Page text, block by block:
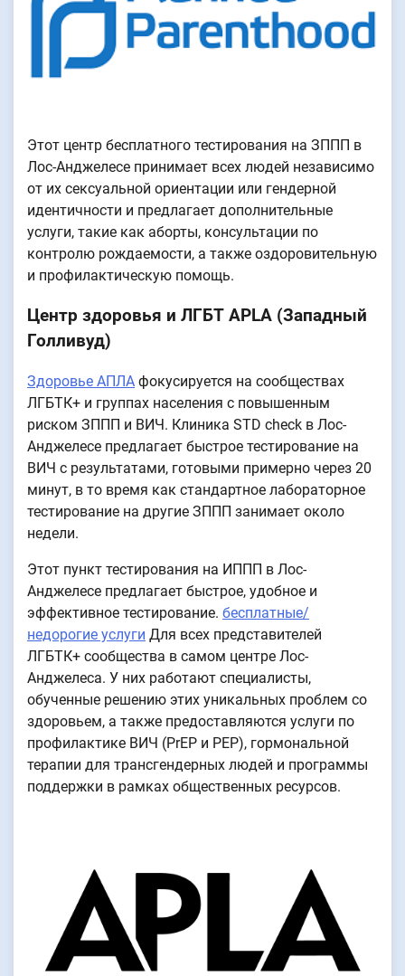
Этот центр бесплатного тестирования на ЗППП в
Лос-Анджелесе принимает всех людей независимо
от их сексуальной ориентации или гендерной
идентичности и предлагает дополнительные
услуги, такие как аборты, консультации по
контролю рождаемости, а также оздоровительную
и профилактическую помощь.
Центр здоровья и ЛГБТ APLA (Западный
Голливуд)
Здоровье АПЛА фокусируется на сообществах
ЛГБТК+ и группах населения с повышенным
риском ЗППП и ВИЧ. Клиника STD check в Лос-
Анджелесе предлагает быстрое тестирование на
ВИЧ с результатами, готовыми примерно через 20
минут, в то время как стандартное лабораторное
тестирование на другие ЗППП занимает около
недели.
Этот пункт тестирования на ИППП в Лос-
Анджелесе предлагает быстрое, удобное и
эффективное тестирование. бесплатные/
недорогие услуги Для всех представителей
ЛГБТК+ сообщества в самом центре Лос-
Анджелеса. У них работают специалисты,
обученные решению этих уникальных проблем со
здоровьем, а также предоставляются услуги по
профилактике ВИЧ (PrEP и PEP), гормональной
терапии для трансгендерных людей и программы
поддержки в рамках общественных ресурсов.